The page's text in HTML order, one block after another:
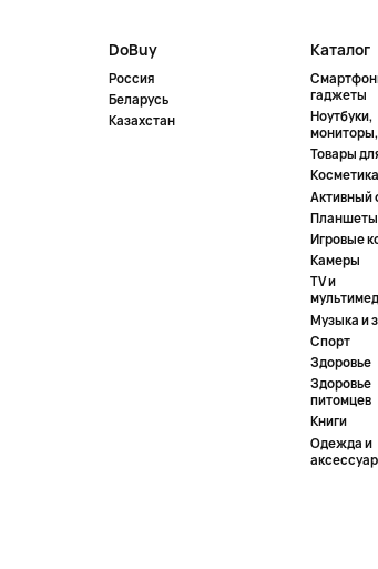
DoBuy
Россия
Беларусь
Казахстан
Каталог
гаджеты
Ноутбуки,
мониторы,
Товары
Активный
Планшеты
Игровые
Камеры
TV и
Музыка и
Спорт
Здоровье
Здоровье
питомцев
Книги
Одежда и